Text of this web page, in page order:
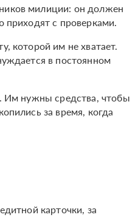
милиции: он должен
приходят с проверками.
которой им не хватает.
в постоянном
Им нужны средства, чтобы
за время, когда
карточки, за